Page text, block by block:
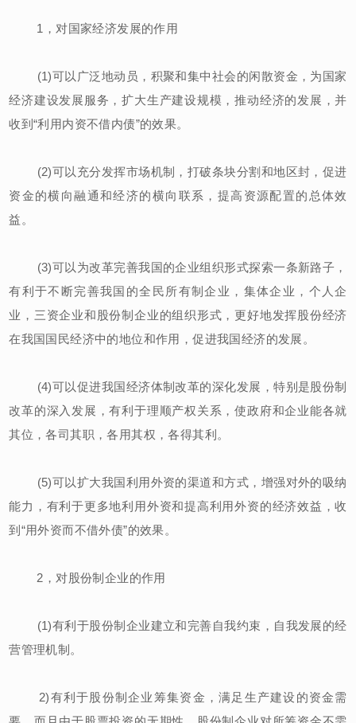
1，对国家经济发展的作用
(1)可以广泛地动员，积聚和集中社会的闲散资金，为国家
经济建设发展服务，扩大生产建设规模，推动经济的发展，并
收到“利用内资不借内债”的效果。
(2)可以充分发挥市场机制，打破条块分割和地区封，促进
资金的横向融通和经济的横向联系，提高资源配置的总体效
益。
(3)可以为改革完善我国的企业组织形式探索一条新路子，
有利于不断完善我国的全民所有制企业，集体企业，个人企
业，三资企业和股份制企业的组织形式，更好地发挥股份经济
在我国国民经济中的地位和作用，促进我国经济的发展。
(4)可以促进我国经济体制改革的深化发展，特别是股份制
改革的深入发展，有利于理顺产权关系，使政府和企业能各就
其位，各司其职，各用其权，各得其利。
(5)可以扩大我国利用外资的渠道和方式，增强对外的吸纳
能力，有利于更多地利用外资和提高利用外资的经济效益，收
到“用外资而不借外债”的效果。
2，对股份制企业的作用
(1)有利于股份制企业建立和完善自我约束，自我发展的经
营管理机制。
2)有利于股份制企业筹集资金，满足生产建设的资金需